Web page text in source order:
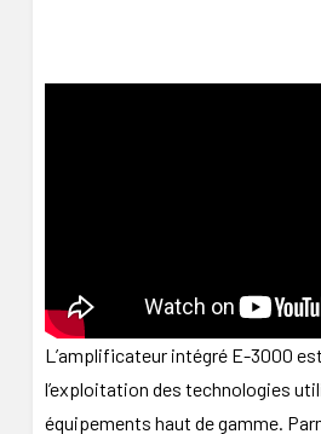
L’amplificateur intégré E-3000
l’exploitation des technologies
équipements haut de gamme.